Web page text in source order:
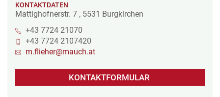
KONTAKTDATEN
Mattighofnerstr. 7 , 5531 Burgkirchen
+43 7724 21070
+43 7724 2107420
m.flieher@mauch.at
KONTAKTFORMULAR